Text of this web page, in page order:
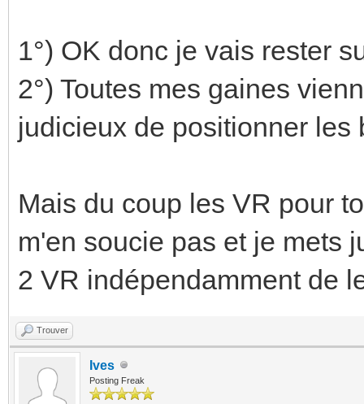
1°) OK donc je vais rester
2°) Toutes mes gaines
judicieux de positionner
Mais du coup les VR pour
m'en soucie pas et je mets
2 VR indépendamment de
Trouver
Ives
Posting Freak